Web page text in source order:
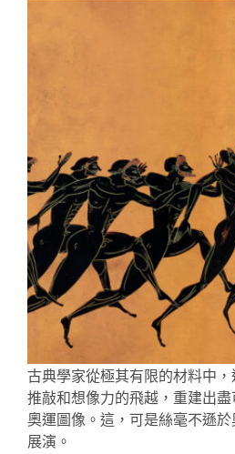
古典學家從極其有限的材料中
推敲和想像力的飛越，重建出
奧運圖像。這，可是絲毫不遜
展演。